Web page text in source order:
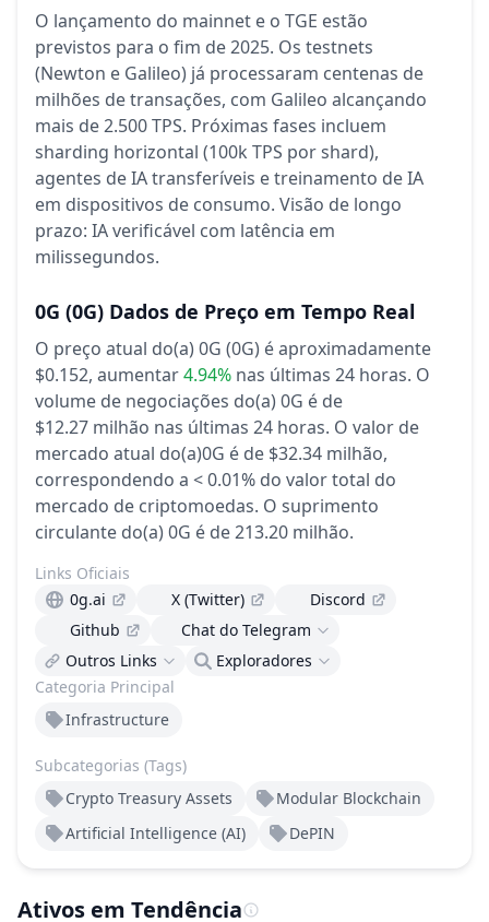
O lançamento do mainnet e o TGE estão
previstos para o fim de 2025. Os testnets
(Newton e Galileo) já processaram centenas de
milhões de transações, com Galileo alcançando
mais de 2.500 TPS. Próximas fases incluem
sharding horizontal (100k TPS por shard),
agentes de IA transferíveis e treinamento de IA
em dispositivos de consumo. Visão de longo
prazo: IA verificável com latência em
milissegundos.
0G (0G) Dados de Preço em Tempo Real
O preço atual do(a) 0G (0G) é aproximadamente
$0.152, aumentar4.94% nas últimas 24 horas. O
volume de negociações do(a) 0G é de
$12.27 milhão nas últimas 24 horas. O valor de
mercado atual do(a)0G é de $32.34 milhão,
correspondendo a < 0.01% do valor total do
mercado de criptomoedas. O suprimento
circulante do(a) 0G é de 213.20 milhão.
Categoria Principal
Infrastructure
Subcategorias (Tags)
Crypto Treasury Assets
Modular Blockchain
Artificial Intelligence (AI)
DePIN
Links Oficiais
0g.ai
X (Twitter)
Discord
Github
Chat do Telegram
Outros Links
Exploradores
Ativos em Tendência